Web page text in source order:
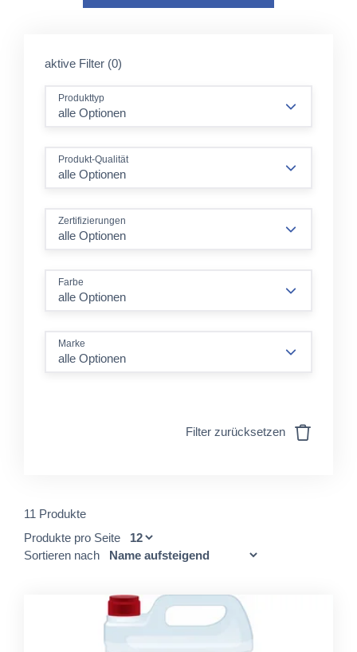
aktive Filter (0)
Produkttyp
alle Optionen
Produkt-Qualität
alle Optionen
Zertifizierungen
alle Optionen
Farbe
alle Optionen
Marke
alle Optionen
Filter zurücksetzen
11 Produkte
Produkte pro Seite
Sortieren nach